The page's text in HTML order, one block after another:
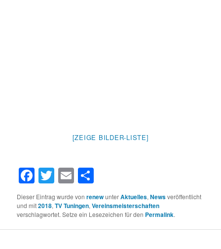
[ZEIGE BILDER-LISTE]
Facebook
Twitter
Email
Dieser Eintrag wurde vonrenewunterAktuelles,Newsveröffentlicht
und mit2018,TV Tuningen,Vereinsmeisterschaften
verschlagwortet. Setze ein Lesezeichen für den Permalink.